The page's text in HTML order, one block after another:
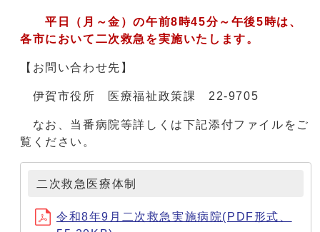
平日（月～金）の午前8時45分～午後5時は、
各市において二次救急を実施いたします。
【お問い合わせ先】
伊賀市役所 医療福祉政策課 22-9705
なお、当番病院等詳しくは下記添付ファイルをご
覧ください。
二次救急医療体制
令和8年9月二次救急実施病院(PDF形式、